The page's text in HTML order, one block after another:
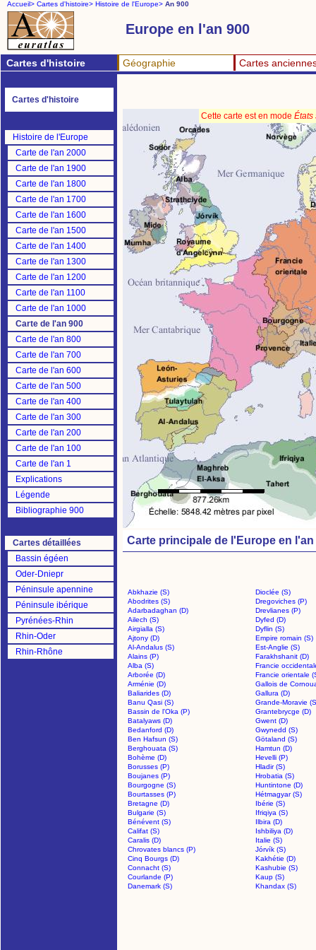
Accueil> Cartes d'histoire> Histoire de l'Europe> An 900
Europe en l'an 900
Cartes d'histoire Géographie Cartes
Cartes d'histoire
Histoire de l'Europe
Carte de l'an 2000
Carte de l'an 1900
Carte de l'an 1800
Carte de l'an 1700
Carte de l'an 1600
Carte de l'an 1500
Carte de l'an 1400
Carte de l'an 1300
Carte de l'an 1200
Carte de l'an 1100
Carte de l'an 1000
Carte de l'an 900
Carte de l'an 800
Carte de l'an 700
Carte de l'an 600
Carte de l'an 500
Carte de l'an 400
Carte de l'an 300
Carte de l'an 200
Carte de l'an 100
Carte de l'an 1
Explications
Légende
Bibliographie 900
Cartes détaillées
Bassin égéen
Oder-Dniepr
Péninsule apennine
Péninsule ibérique
Pyrénées-Rhin
Rhin-Oder
Rhin-Rhône
Cette carte est en mode États
Carte principale de l'Europe en l'an
Abkhazie (S)
Dioclée (S)
Abodrites (S)
Dregoviches (P)
Adarbadaghan (D)
Drevlianes (P)
Ailech (S)
Dyfed (D)
Airgialla (S)
Dyflin (S)
Ajtony (D)
Empire romain (S)
Al-Andalus (S)
Est-Anglie (S)
Alains (P)
Farakhshanit (D)
Alba (S)
Francie
Arborée (D)
Francie orientale
Arménie (D)
Gallois de
Baliarides (D)
Gallura (D)
Banu Qasi (S)
Grande-Moravie
Bassin de l'Oka (P)
Grantebrycge (D)
Batalyaws (D)
Gwent (D)
Bedanford (D)
Gwynedd (S)
Ben Hafsun (S)
Götaland (S)
Berghouata (S)
Hamtun (D)
Bohème (D)
Hevelli (P)
Borusses (P)
Hladir (S)
Boujanes (P)
Hrobatia (S)
Bourgogne (S)
Huntintone (D)
Bourtasses (P)
Hétmagyar (S)
Bretagne (D)
Ibérie (S)
Bulgarie (S)
Ifriqiya (S)
Bénévent (S)
Ilbira (D)
Califat (S)
Ishbiliya (D)
Caralis (D)
Italie (S)
Chrovates blancs (P)
Jórvík (S)
Cinq Bourgs (D)
Kakhétie (D)
Connacht (S)
Kashubie (S)
Courlande (P)
Kaup (S)
Danemark (S)
Khandax (S)